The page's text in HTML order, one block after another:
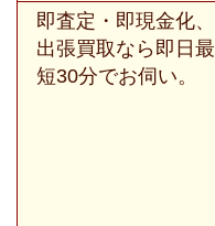
即査定・即現金化、
出張買取なら即日最
短30分でお伺い。